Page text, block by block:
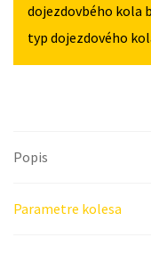
(FACELIFT)
2011-
2018
dojezdovbého kola
typ dojezdového
Popis
Parametre kolesa